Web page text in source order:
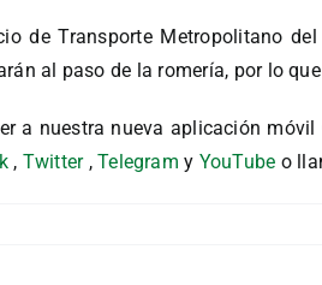
de Transporte Metropolitano
al paso de la romería, por lo
a nuestra nueva aplicación móvil
, Twitter,Telegramy YouTube o